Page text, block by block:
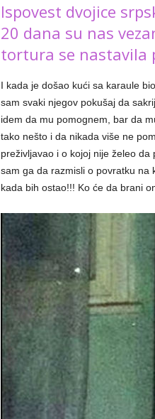
Ispovest dvojice
20 dana su nas
tortura se nastavila
I kada je došao kući sa karaule
sam svaki njegov pokušaj da
idem da mu pomognem, bar da
tako nešto i da nikada više ne
preživljavao i o kojoj nije želeo
sam ga da razmisli o povratku na
kada bih ostao!!! Ko će da brani